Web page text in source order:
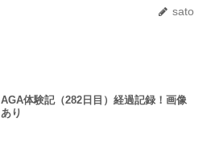
sato
AGA体験記（282日目）経過記録！画像
あり